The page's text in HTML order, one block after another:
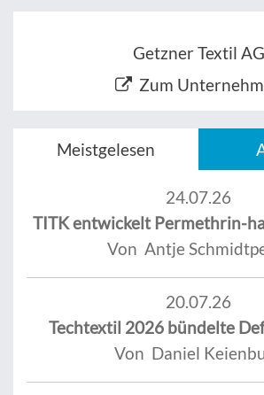
Getzner Textil AG
Zum
Meistgelesen
24.07.26
TITK entwickelt Permethrin-
Von Antje
20.07.26
Techtextil 2026 bündelte
Von Daniel